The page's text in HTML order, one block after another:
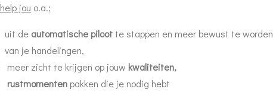
help jou o.a.;
uit de automatische piloot te stappen en meer bewust te worden
van je handelingen,
meer zicht te krijgen op jouw kwaliteiten,
rustmomenten pakken die je nodig hebt